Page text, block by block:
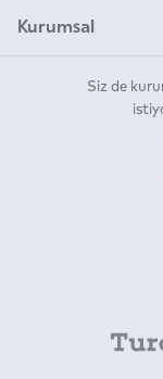
Kurumsal
Siz de